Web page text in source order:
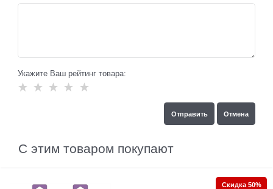
Укажите Ваш рейтинг товара:
С этим товаром покупают
Скидка 50%